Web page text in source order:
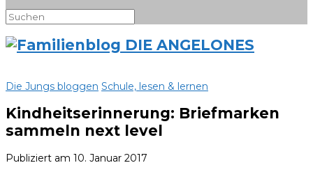
Die Jungs bloggen Schule, lesen & lernen
Kindheitserinnerung: Briefmarken
sammeln next level
Publiziert am 10. Januar 2017